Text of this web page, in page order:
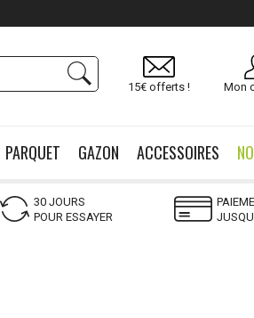
Mon
15€ offerts !
PARQUET GAZON ACCESSOIRES
30 JOURS
POUR ESSAYER